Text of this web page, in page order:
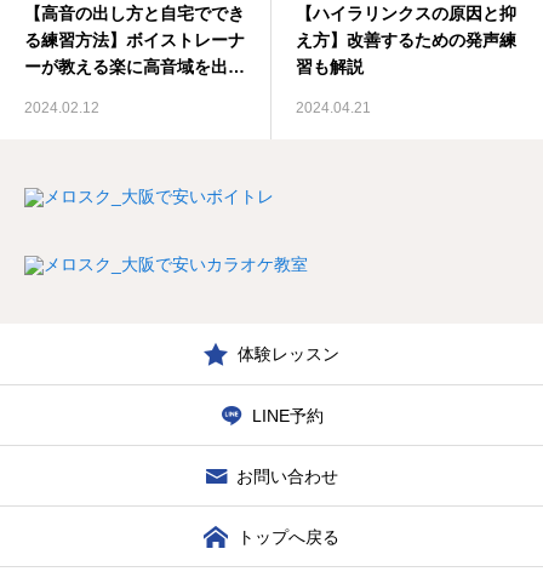
【高音の出し方と自宅ででき
る練習方法】ボイストレーナ
ーが教える楽に高音域を出す
2024.02.12
【ハイラリンクスの原因と抑
え方】改善するための発声練
習も解説
2024.04.21
体験レッスン
LINE予約
お問い合わせ
トップへ戻る